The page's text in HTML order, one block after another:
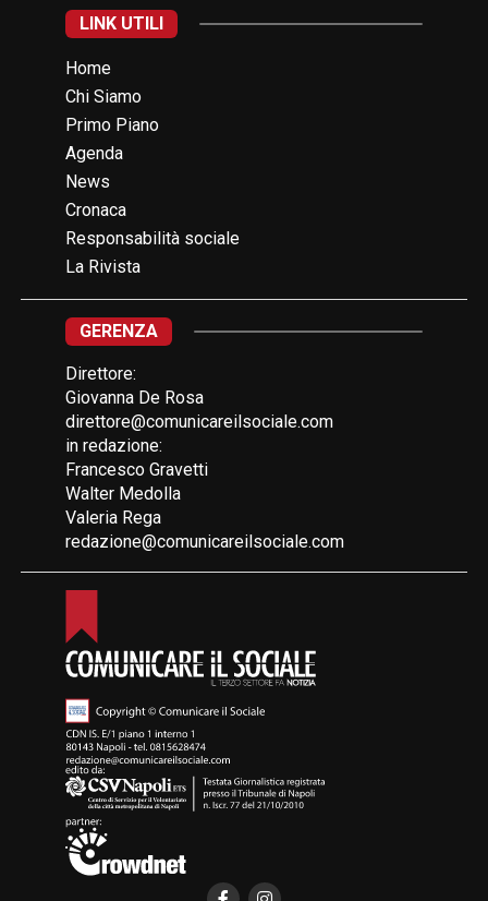
LINK UTILI
Home
Chi Siamo
Primo Piano
Agenda
News
Cronaca
Responsabilità sociale
La Rivista
GERENZA
Direttore:
Giovanna De Rosa
direttore@comunicareilsociale.com
in redazione:
Francesco Gravetti
Walter Medolla
Valeria Rega
redazione@comunicareilsociale.com